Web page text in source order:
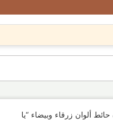
حائط ألوان زرقاء وبيضاء “يا